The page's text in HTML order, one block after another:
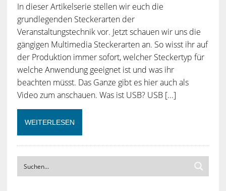
In dieser Artikelserie stellen wir euch die
grundlegenden Steckerarten der
Veranstaltungstechnik vor. Jetzt schauen wir uns die
gängigen Multimedia Steckerarten an. So wisst ihr auf
der Produktion immer sofort, welcher Steckertyp für
welche Anwendung geeignet ist und was ihr
beachten müsst. Das Ganze gibt es hier auch als
Video zum anschauen. Was ist USB? USB [...]
WEITERLESEN